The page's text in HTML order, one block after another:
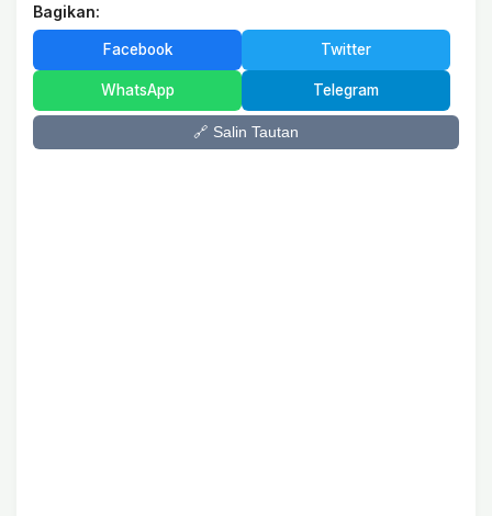
Bagikan:
Facebook Twitter
WhatsApp Telegram
🔗 Salin Tautan